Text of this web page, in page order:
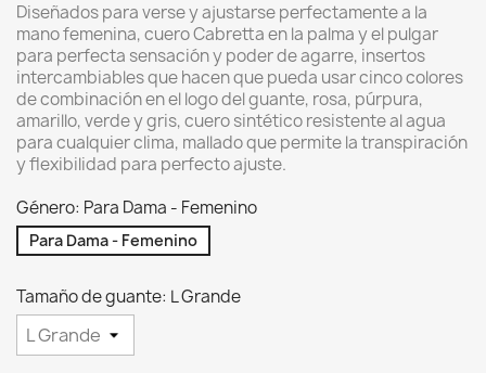
Diseñados para verse y ajustarse perfectamente a la
mano femenina, cuero Cabretta en la palma y el pulgar
para perfecta sensación y poder de agarre, insertos
intercambiables que hacen que pueda usar cinco colores
de combinación en el logo del guante, rosa, púrpura,
amarillo, verde y gris, cuero sintético resistente al agua
para cualquier clima, mallado que permite la transpiración
y flexibilidad para perfecto ajuste.
Género: Para Dama - Femenino
Para Dama - Femenino
Tamaño de guante: L Grande